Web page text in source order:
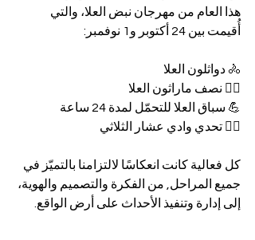
هذا العام من مهرجان نبض العلا، والتي
أُقيمت بين 24 أكتوبر و1 نوفمبر:
🚴 دواثلون العلا
🏃‍♀️ نصف ماراثون العلا
💪 سباق العلا للتحمّل لمدة 24 ساعة
🏊‍♂️ تحدي وادي عشار الثلاثي
كل فعالية كانت انعكاسًا لالتزامنا بالتميّز في
جميع المراحل, من الفكرة والتصميم والهوية،
إلى إدارة وتنفيذ الأحداث على أرض الواقع.